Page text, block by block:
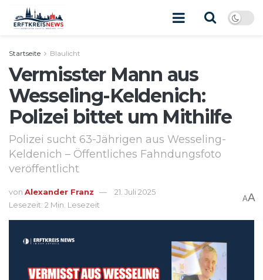
Startseite Blaulicht
Vermisster Mann aus
Wesseling-Keldenich:
Polizei bittet um Mithilfe
Polizei sucht 63-Jährigen aus Wesseling-
Keldenich – Öffentliches Fahndungsfoto
veröffentlicht
von Alexander Franz
21. Juli 2025
Lesezeit: 2 Min. Lesezeit
AA